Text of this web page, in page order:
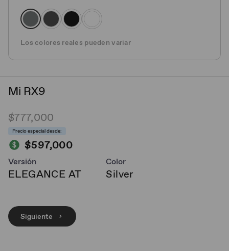
Los colores reales pueden variar
Mi RX9
$777,000
Precio especial desde:
$597,000
Versión
ELEGANCE AT
Color
Silver
Siguiente